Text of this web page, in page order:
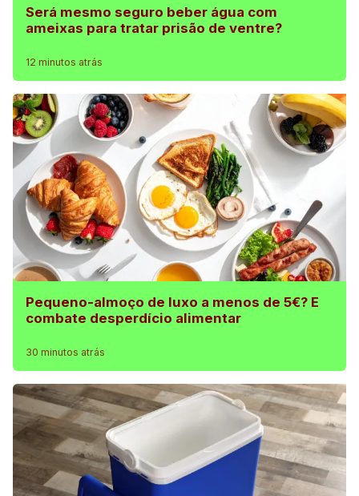
Será mesmo seguro beber água com
ameixas para tratar prisão de ventre?
12 minutos atrás
Pequeno-almoço de luxo a menos de 5€? E
combate desperdício alimentar
30 minutos atrás